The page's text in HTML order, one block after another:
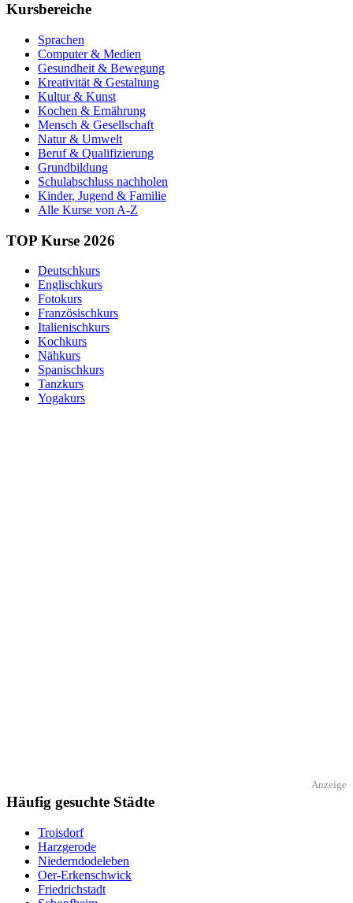
Kursbereiche
Sprachen
Computer & Medien
Gesundheit & Bewegung
Kreativität & Gestaltung
Kultur & Kunst
Kochen & Ernährung
Mensch & Gesellschaft
Natur & Umwelt
Beruf & Qualifizierung
Grundbildung
Schulabschluss nachholen
Kinder, Jugend & Familie
Alle Kurse von A-Z
TOP Kurse 2026
Deutschkurs
Englischkurs
Fotokurs
Französischkurs
Italienischkurs
Kochkurs
Nähkurs
Spanischkurs
Tanzkurs
Yogakurs
Anzeige
Häufig gesuchte Städte
Troisdorf
Harzgerode
Niederndodeleben
Oer-Erkenschwick
Friedrichstadt